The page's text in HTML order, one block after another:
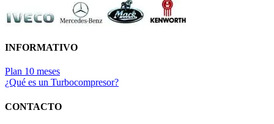
INFORMATIVO
Plan 10 meses
¿Qué es un Turbocompresor?
CONTACTO